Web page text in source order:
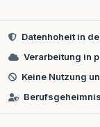
Datenhoheit in
Verarbeitung in
Keine Nutzung